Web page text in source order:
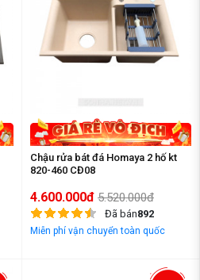
Chậu rửa bát đá Homaya 2 hố kt
820-460 CĐ08
4.600.000đ 5.520.000đ
Đã bán892
Miễn phí vận chuyển toàn quốc